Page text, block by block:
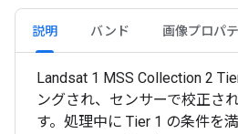
説明 バンド 画像プロパ
Landsat 1 MSS Collection 2
ングされ、センサーで校正さ
す。処理中に Tier 1 の条件を